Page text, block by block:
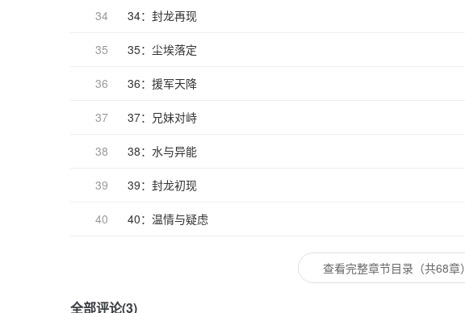
34 34：封龙再现
35 35：尘埃落定
36 36：援军天降
37 37：兄妹对峙
38 38：水与异能
39 39：封龙初现
40 40：温情与疑虑
查看完整章节目录（共68章）
全部评论(3)